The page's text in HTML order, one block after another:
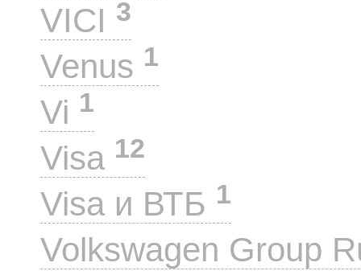
VICI 3
Venus 1
Vi 1
Visa 12
Visa и ВТБ 1
Volkswagen Group